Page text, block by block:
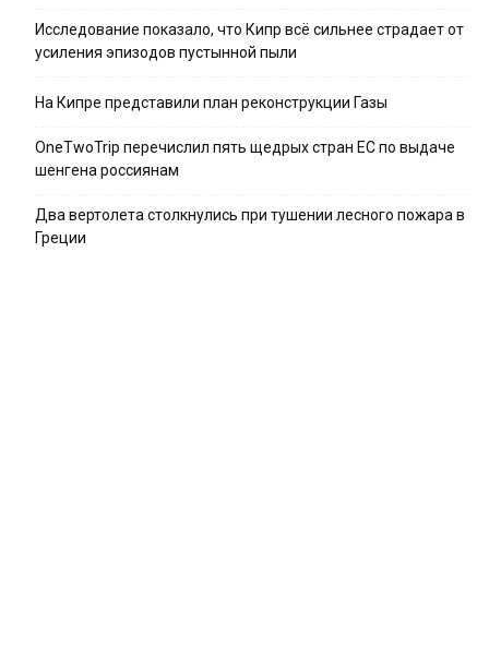
Исследование показало, что Кипр всё сильнее страдает от
усиления эпизодов пустынной пыли
На Кипре представили план реконструкции Газы
OneTwoTrip перечислил пять щедрых стран ЕС по выдаче
шенгена россиянам
Два вертолета столкнулись при тушении лесного пожара в
Греции